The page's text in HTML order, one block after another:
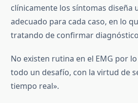
clínicamente los síntomas diseña
adecuado para cada caso, en lo
tratando de confirmar
No existen rutina en el EMG por
todo un desafío, con la virtud de
tiempo real».